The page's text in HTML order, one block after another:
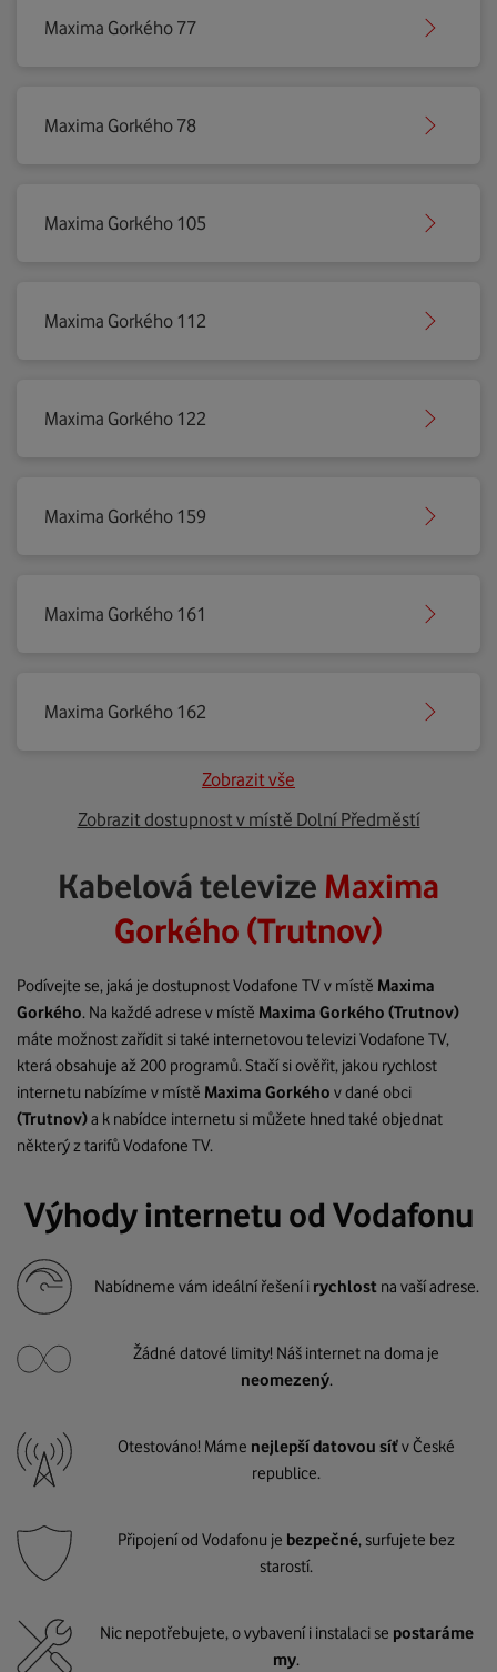
Maxima Gorkého 77
Maxima Gorkého 78
Maxima Gorkého 105
Maxima Gorkého 112
Maxima Gorkého 122
Maxima Gorkého 159
Maxima Gorkého 161
Maxima Gorkého 162
Zobrazit vše
Zobrazit dostupnost v místě Dolní Předměstí
Kabelová televize Maxima
Gorkého (Trutnov)
Podívejte se, jaká je dostupnost Vodafone TV v místě Maxima
Gorkého. Na každé adrese v místě Maxima Gorkého (Trutnov)
máte možnost zařídit si také internetovou televizi Vodafone TV,
která obsahuje až 200 programů. Stačí si ověřit, jakou rychlost
internetu nabízíme v místě Maxima Gorkého v dané obci
(Trutnov)a k nabídce internetu si můžete hned také objednat
některý z tarifů Vodafone TV.
Výhody internetu od Vodafonu
Nabídneme vám ideální řešení i rychlost na vaší adrese.
Žádné datové limity! Náš internet na doma je
neomezený.
Otestováno! Máme nejlepší datovou síťv České
republice.
Připojení od Vodafonu je bezpečné, surfujete bez
starostí.
Nic nepotřebujete, o vybavení i instalaci se postaráme
my.